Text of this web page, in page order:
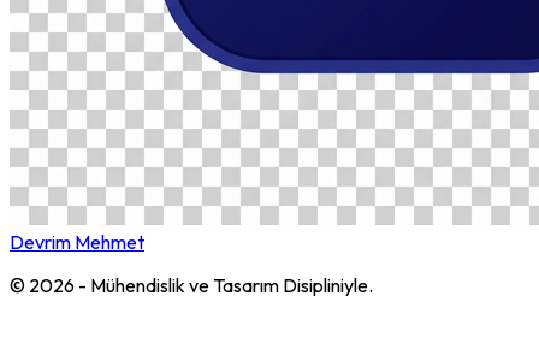
Devrim Mehmet
© 2026 - Mühendislik ve Tasarım Disipliniyle.